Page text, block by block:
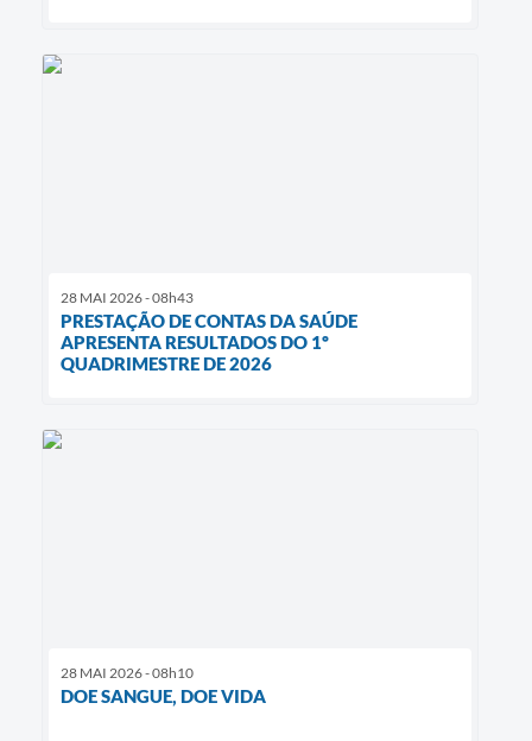
28 MAI 2026 - 08h43
PRESTAÇÃO DE CONTAS DA SAÚDE
APRESENTA RESULTADOS DO 1º
QUADRIMESTRE DE 2026
28 MAI 2026 - 08h10
DOE SANGUE, DOE VIDA